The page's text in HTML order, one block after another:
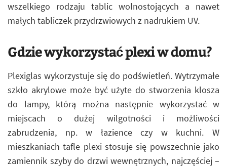
wszelkiego rodzaju tablic wolnostojących a nawet
małych tabliczek przydrzwiowych z nadrukiem UV.
Gdzie wykorzystać plexi w domu?
Plexiglas wykorzystuje się do podświetleń. Wytrzymałe
szkło akrylowe może być użyte do stworzenia klosza
do lampy, którą można następnie wykorzystać w
miejscach o dużej wilgotności i możliwości
zabrudzenia, np. w łazience czy w kuchni. W
mieszkaniach tafle plexi stosuje się powszechnie jako
zamiennik szyby do drzwi wewnętrznych, najczęściej –